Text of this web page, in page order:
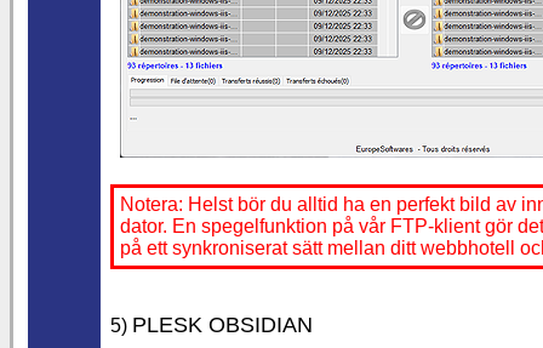
Notera: Helst bör du alltid ha en perfekt bild av
dator. En spegelfunktion på vår FTP-klient gör
på ett synkroniserat sätt mellan ditt webbhotell
5) PLESK OBSIDIAN